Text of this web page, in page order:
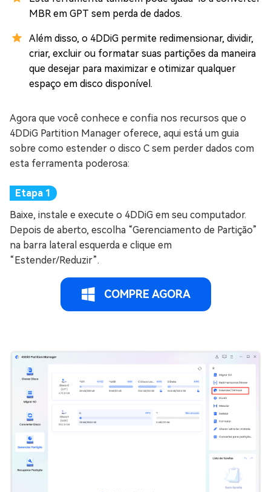
MBR em GPT sem perda de dados.
Além disso, o 4DDiG permite redimensionar, dividir,
criar, excluir ou formatar suas partições da maneira
que desejar para maximizar e otimizar qualquer
espaço em disco disponível.
Agora que você conhece e confia nos recursos que o
4DDiG Partition Manager oferece, aqui está um guia
sobre como estender o disco C sem perder dados com
esta ferramenta poderosa:
Baixe, instale e execute o 4DDiG em seu computador.
Depois de aberto, escolha “Gerenciamento de Partição”
na barra lateral esquerda e clique em
“Estender/Reduzir”.
COMPRE AGORA